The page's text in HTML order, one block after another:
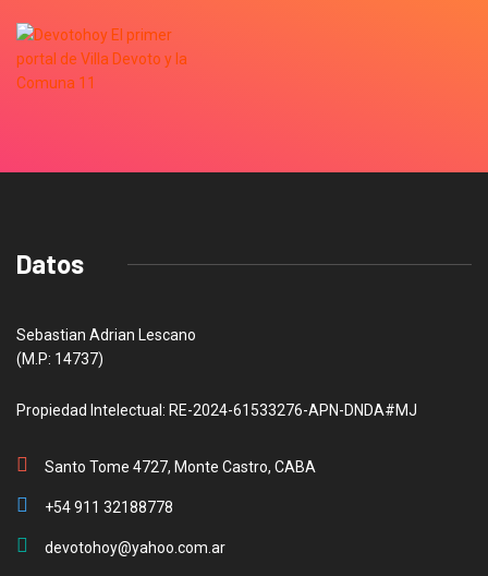
Datos
Sebastian Adrian Lescano
(M.P: 14737)
Propiedad Intelectual: RE-2024-61533276-APN-DNDA#MJ
Santo Tome 4727, Monte Castro, CABA
+54 911 32188778
devotohoy@yahoo.com.ar